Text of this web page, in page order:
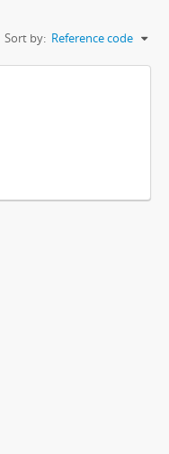
Sort by: Reference code